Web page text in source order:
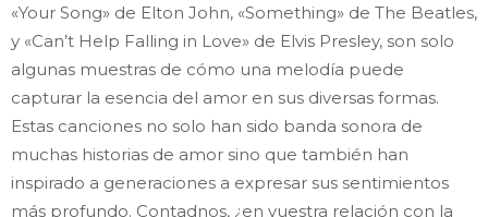
«Your Song» de Elton John, «Something» de The Beatles,
y «Can’t Help Falling in Love» de Elvis Presley, son solo
algunas muestras de cómo una melodía puede
capturar la esencia del amor en sus diversas formas.
Estas canciones no solo han sido banda sonora de
muchas historias de amor sino que también han
inspirado a generaciones a expresar sus sentimientos
más profundo. Contadnos, ¿en vuestra relación con la